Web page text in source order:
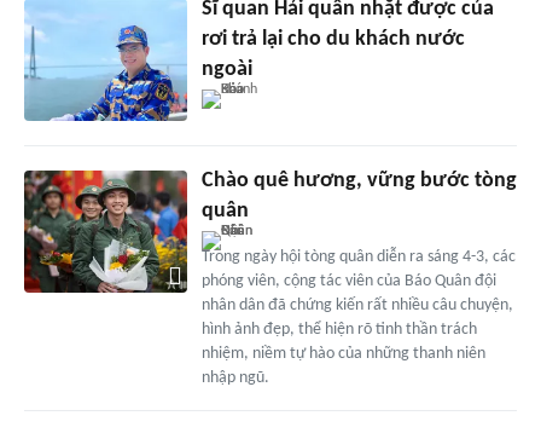
Sĩ quan Hải quân nhặt được của
rơi trả lại cho du khách nước
ngoài
Chào quê hương, vững bước tòng
quân
Trong ngày hội tòng quân diễn ra sáng 4-3, các
phóng viên, cộng tác viên của Báo Quân đội
nhân dân đã chứng kiến rất nhiều câu chuyện,
hình ảnh đẹp, thể hiện rõ tinh thần trách
nhiệm, niềm tự hào của những thanh niên
nhập ngũ.